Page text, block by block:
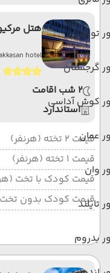
تونس
گرجستان
کوش آداسی
عمان
وان
تایلند
بدروم
هتل
hotel
2 شب اقامت
استاندارد
قیمت 2 تخته (هرنفر)
قیمت 1 تخته (هرنفر)
قیمت کودک با تخت
قیمت کودک بدون تخت